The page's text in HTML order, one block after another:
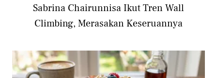
Sabrina Chairunnisa Ikut Tren Wall
Climbing, Merasakan Keseruannya